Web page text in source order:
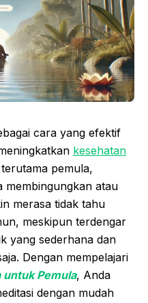
cara yang efektif
kesehatan
pemula,
membingungkan atau
merasa tidak tahu
meskipun terdengar
yang sederhana dan
Dengan mempelajari
untuk Pemula, Anda
dengan mudah